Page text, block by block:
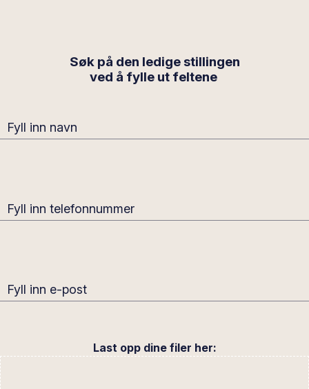
Søk på den ledige stillingen
ved å fylle ut feltene
Fyll inn navn
Fyll inn telefonnummer
Fyll inn e-post
Last opp dine filer her: